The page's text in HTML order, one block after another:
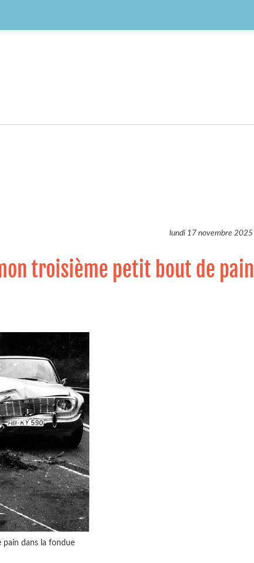
lundi 17 novembre 2025
troisième petit bout de pain
dans la fondue